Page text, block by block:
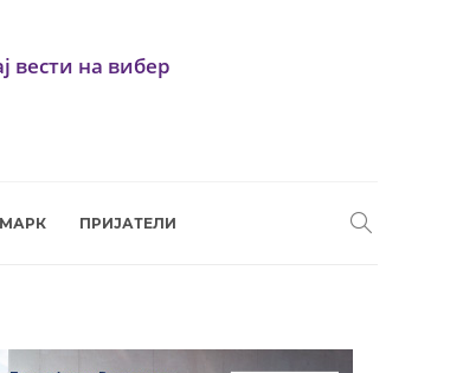
вести на вибер
ПРИЈАТЕЛИ